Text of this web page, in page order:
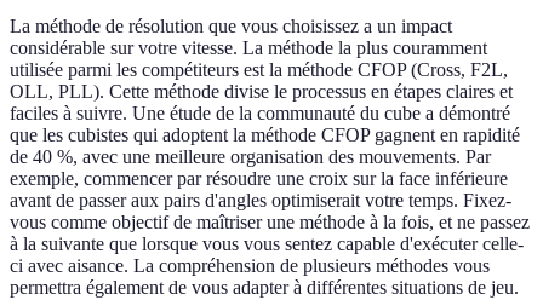
La méthode de résolution que vous choisissez a un impact
considérable sur votre vitesse. La méthode la plus couramment
utilisée parmi les compétiteurs est la méthode CFOP (Cross, F2L,
OLL, PLL). Cette méthode divise le processus en étapes claires et
faciles à suivre. Une étude de la communauté du cube a démontré
que les cubistes qui adoptent la méthode CFOP gagnent en rapidité
de 40 %, avec une meilleure organisation des mouvements. Par
exemple, commencer par résoudre une croix sur la face inférieure
avant de passer aux pairs d'angles optimiserait votre temps. Fixez-
vous comme objectif de maîtriser une méthode à la fois, et ne passez
à la suivante que lorsque vous vous sentez capable d'exécuter celle-
ci avec aisance. La compréhension de plusieurs méthodes vous
permettra également de vous adapter à différentes situations de jeu.